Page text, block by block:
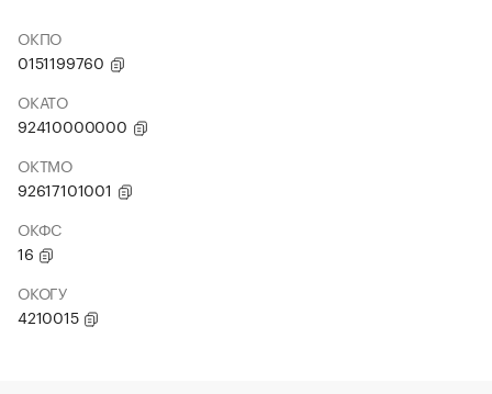
ОКПО
0151199760
ОКАТО
92410000000
ОКТМО
92617101001
ОКФС
16
ОКОГУ
4210015